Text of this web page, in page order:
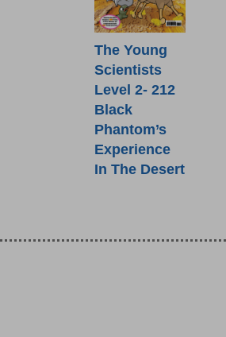
The Young
Scientists
Level 2- 212
Black
Phantom’s
Experience
In The Desert